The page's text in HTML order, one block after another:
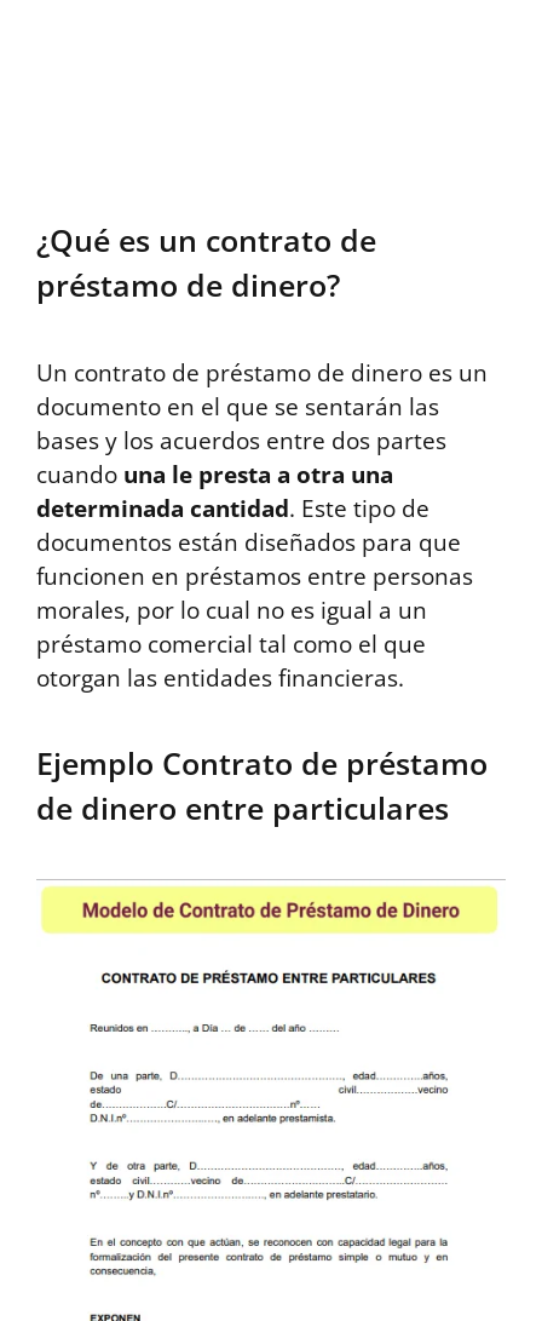
¿Qué es un contrato de
préstamo de dinero?
Un contrato de préstamo de dinero es un
documento en el que se sentarán las
bases y los acuerdos entre dos partes
cuando una le presta a otra una
determinada cantidad. Este tipo de
documentos están diseñados para que
funcionen en préstamos entre personas
morales, por lo cual no es igual a un
préstamo comercial tal como el que
otorgan las entidades financieras.
Ejemplo Contrato de préstamo
de dinero entre particulares